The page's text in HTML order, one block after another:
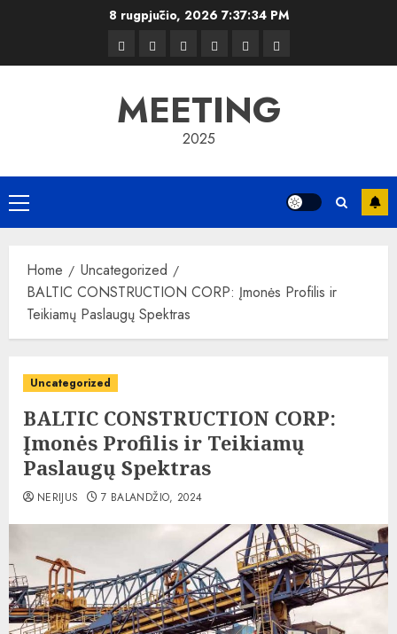
8 rugpjūčio, 2026 7:37:34 PM
KelionėsKiemasKelionėsTransportas
GrožisVerslas
MEETING
2025
Primary
Menu
Home
Uncategorized
BALTIC CONSTRUCTION CORP: Įmonės Profilis ir
Teikiamų Paslaugų Spektras
Uncategorized
BALTIC CONSTRUCTION CORP:
Įmonės Profilis ir Teikiamų
Paslaugų Spektras
NERIJUS 7 BALANDŽIO, 2024